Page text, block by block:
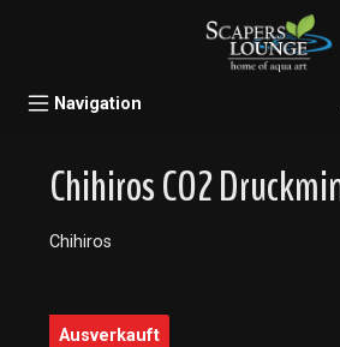
Navigation
Chihiros CO2
Chihiros
Bildergalerie überspringen
Ausverkauft